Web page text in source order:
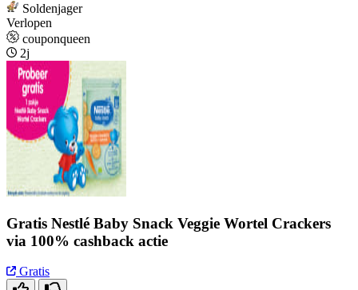
Soldenjager
Verlopen
couponqueen
2j
Gratis Nestlé Baby Snack Veggie Wortel Crackers
via 100% cashback actie
Gratis